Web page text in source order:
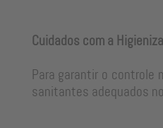
Cuidados com a
Para garantir o controle
sanitantes adequados